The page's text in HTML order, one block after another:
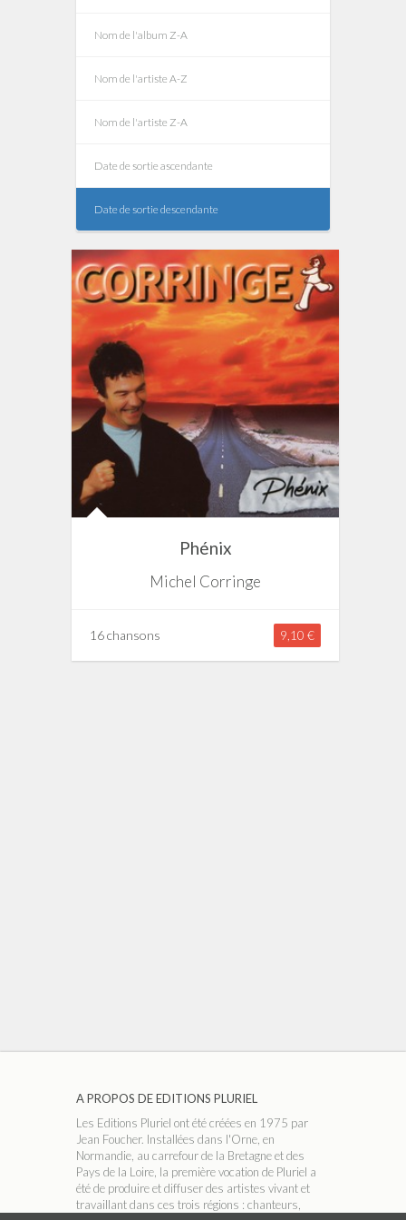
Nom de l'album Z-A
Nom de l'artiste A-Z
Nom de l'artiste Z-A
Date de sortie ascendante
Date de sortie descendante
Phénix
Michel Corringe
16 chansons 9,10 €
A PROPOS DE EDITIONS PLURIEL
Les Editions Pluriel ont été créées en 1975 par
Jean Foucher. Installées dans l'Orne, en
Normandie, au carrefour de la Bretagne et des
Pays de la Loire, la première vocation de Pluriel a
été de produire et diffuser des artistes vivant et
travaillant dans ces trois régions : chanteurs,